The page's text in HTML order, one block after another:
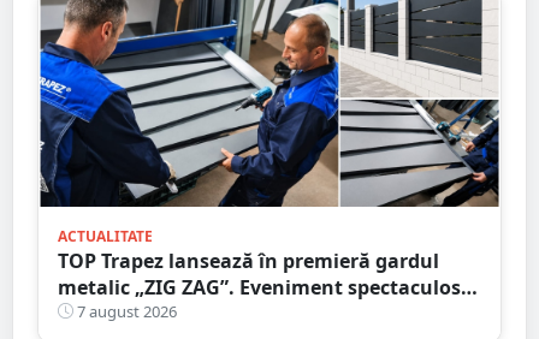
ACTUALITATE
TOP Trapez lansează în premieră gardul
metalic „ZIG ZAG”. Eveniment spectaculos
în Grădina Romei
7 august 2026